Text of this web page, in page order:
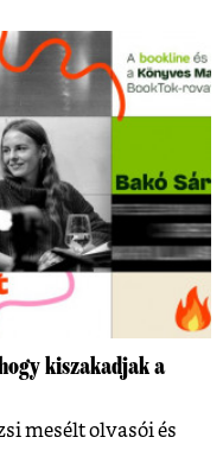
kiszakadjak a
mesélt olvasói és